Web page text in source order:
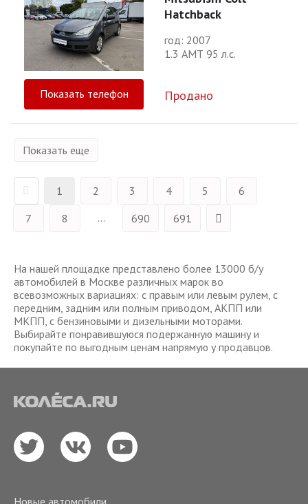
Hatchback
год: 2007
1.3 АМТ 95 л.с.
Показать телефон Продано
Показать еще
1 2 3 4 5
6
7
8 ... 690 691
На нашей площадке представлено более 13000 б/у
автомобилей в Москве различных марок во
всевозможных вариациях: с правым или левым рулем, с
передним, задним или полным приводом, АКПП или
МКПП, с бензиновыми и дизельными моторами.
Выбирайте понравившуюся подержанную машину и
покупайте по выгодным ценам напрямую у продавцов.